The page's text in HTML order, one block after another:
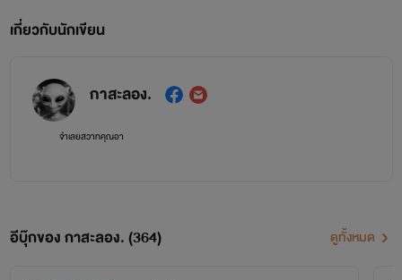
เกี่ยวกับนักเขียน
กาสะลอง.
จำเลยสวาทคุณอา
อีบุ๊กของ กาสะลอง. (364) ดูทั้งหมด